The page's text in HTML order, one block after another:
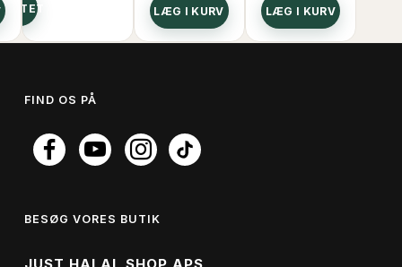
LÆG I KURV LÆG I KURV
FIND OS PÅ
BESØG VORES BUTIK
JUST HALAL SHOP APS